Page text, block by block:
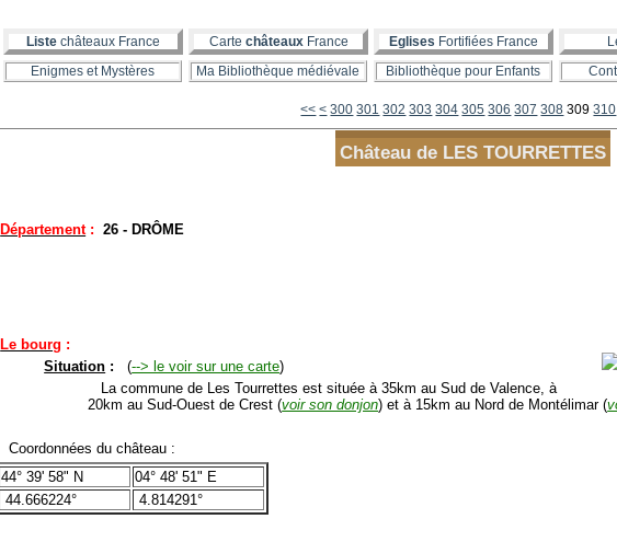
Liste châteaux France Carte châteauxFrance Eglises Fortifiées France
Enigmes et Mystères Ma Bibliothèque médiévale Bibliothèque pour Enfants
<< < 300 301 302 303 304 305 306 307 308 309 310
Château de LES TOURRETTES
Département : 26 - DRÔME
Le bourg :
Situation : (--> le voir sur une carte)
La commune de Les Tourrettes est située à 35km au Sud de Valence, à
20km au Sud-Ouest de Crest (voir son donjon) et à 15km au Nord de Montélimar (
Coordonnées du château :
44° 39' 58" N
04° 48' 51" E
44.666224°
4.814291°